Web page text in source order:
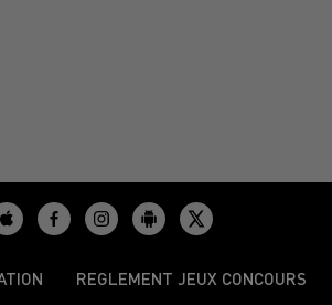
REGLEMENT JEUX CONCOURS